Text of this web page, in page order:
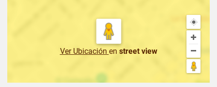
Ver Ubicación en street view